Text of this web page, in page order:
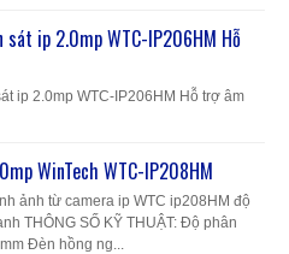
sát ip 2.0mp WTC-IP206HM Hỗ
ip 2.0mp WTC-IP206HM Hỗ trợ âm
WinTech WTC-IP208HM
ảnh từ camera ip WTC ip208HM độ
THÔNG SỐ KỸ THUẬT: Độ phân
Đèn hồng ng...